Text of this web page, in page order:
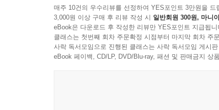
매주 10건의 우수리뷰를 선정하여 YES포인트 3만원을 드
3,000원 이상 구매 후 리뷰 작성 시 일반회원 300원, 마니
eBook은 다운로드 후 작성한 리뷰만 YES포인트 지급됩니
클래스는 첫번째 회차 주문확정 시점부터 마지막 회차 주
사락 독서모임으로 진행된 클래스는 사락 독서모임 게시
eBook 페이백, CD/LP, DVD/Blu-ray, 패션 및 판매금지 상